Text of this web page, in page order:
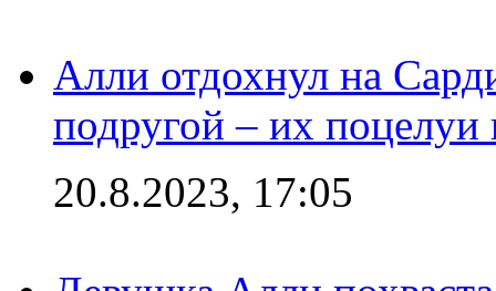
Алли отдохнул на
подругой – их поцелуи
20.8.2023, 17:05